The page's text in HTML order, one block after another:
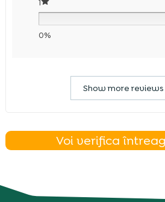
1
0%
Show more reviews
Voi verifica